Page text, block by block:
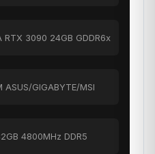
RTX 3090 24GB GDDR6x
ASUS/GIGABYTE/MSI
4800MHz DDR5